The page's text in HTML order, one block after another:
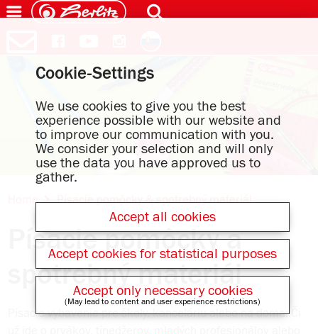
Home Písacie pomôcky & spotrebný materiál
Písacie pomôcky a
spotrebný materiál
Písacie vybavenie pre školy, kanceláriu alebo na doma: Či
Cookie-Settings
We use cookies to give you the best
experience possible with our website and
to improve our communication with you.
We consider your selection and will only
use the data you have approved us to
gather.
Accept all cookies
Accept cookies for statistical purposes
Accept only necessary cookies
(May lead to content and user experience restrictions)